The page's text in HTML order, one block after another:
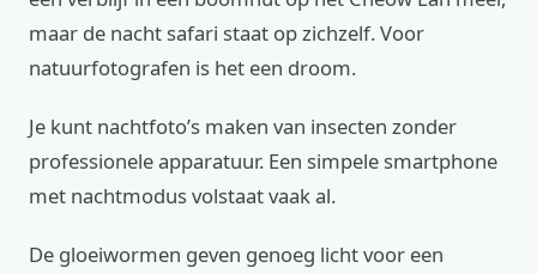
maar de nacht safari staat op zichzelf. Voor
natuurfotografen is het een droom.
Je kunt nachtfoto’s maken van insecten zonder
professionele apparatuur. Een simpele smartphone
met nachtmodus volstaat vaak al.
De gloeiwormen geven genoeg licht voor een